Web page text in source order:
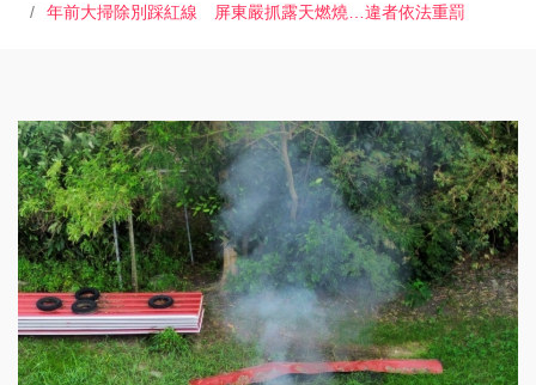
年前大掃除別踩紅線 屏東嚴抓露天燃燒…違者依法重罰